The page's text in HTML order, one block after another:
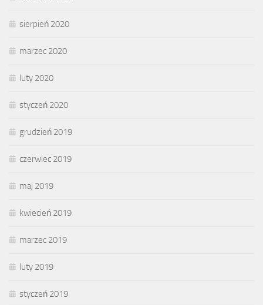
sierpień 2020
marzec 2020
luty 2020
styczeń 2020
grudzień 2019
czerwiec 2019
maj 2019
kwiecień 2019
marzec 2019
luty 2019
styczeń 2019